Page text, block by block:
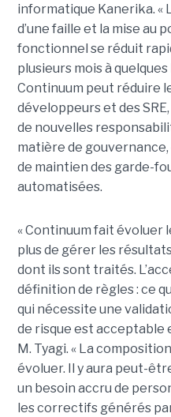
informatique Kanerika. «
d’une faille et la mise au
fonctionnel se réduit
plusieurs mois à
Continuum peut réduire
développeurs et des
de nouvelles
matière de
de maintien des garde-
automatisées.
« Continuum fait évoluer
plus de gérer les
dont ils sont traités.
définition de règles : ce
qui nécessite une
de risque est acceptable
M. Tyagi. « La
évoluer. Il y aura peut-
un besoin accru de
les correctifs générés